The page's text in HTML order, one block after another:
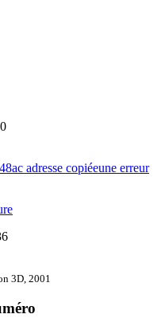
adresse copiéeune erreur
3D, 2001